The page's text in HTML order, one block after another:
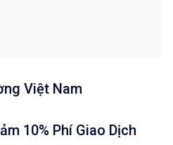
Việt Nam
10% Phí Giao Dịch